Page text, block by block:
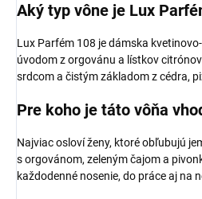
Aký typ vône je Lux
Lux Parfém 108 je dámska
úvodom z orgovánu a lístkov
srdcom a čistým základom z cédra,
Pre koho je táto vôňa
Najviac osloví ženy, ktoré obľubujú
s orgovánom, zeleným čajom a
každodenné nosenie, do práce aj na